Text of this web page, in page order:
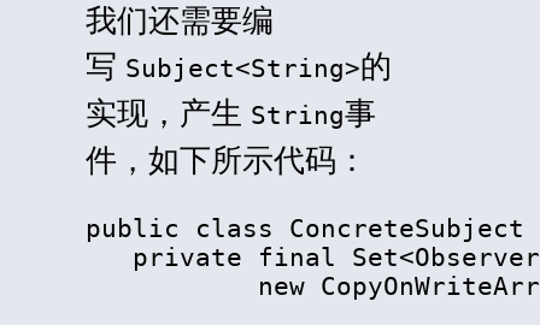
我们还需要编
写 Subject<String>的
实现，产生 String事
件，如下所示代码：
public class ConcreteSubject
   private final Set<Observer
new